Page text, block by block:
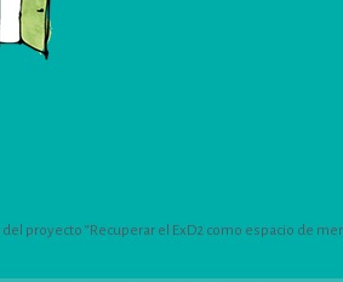
proyecto “Recuperar el ExD2 como espacio de